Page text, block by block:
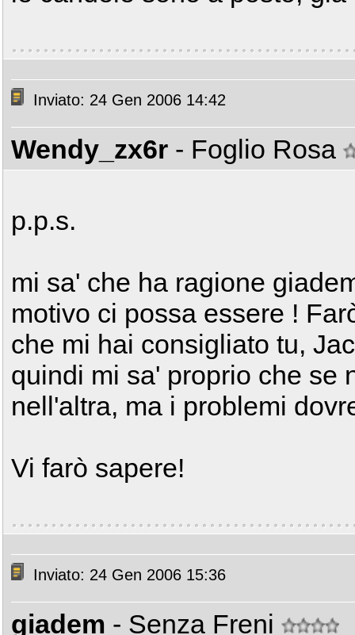
Inviato: 24 Gen 2006 14:42
Wendy_zx6r - Foglio Rosa
p.p.s.
mi sa' che ha ragione
motivo ci possa essere !
che mi hai consigliato tu,
quindi mi sa' proprio che se
nell'altra, ma i problemi
Vi farò sapere!
Inviato: 24 Gen 2006 15:36
giadem - Senza Freni